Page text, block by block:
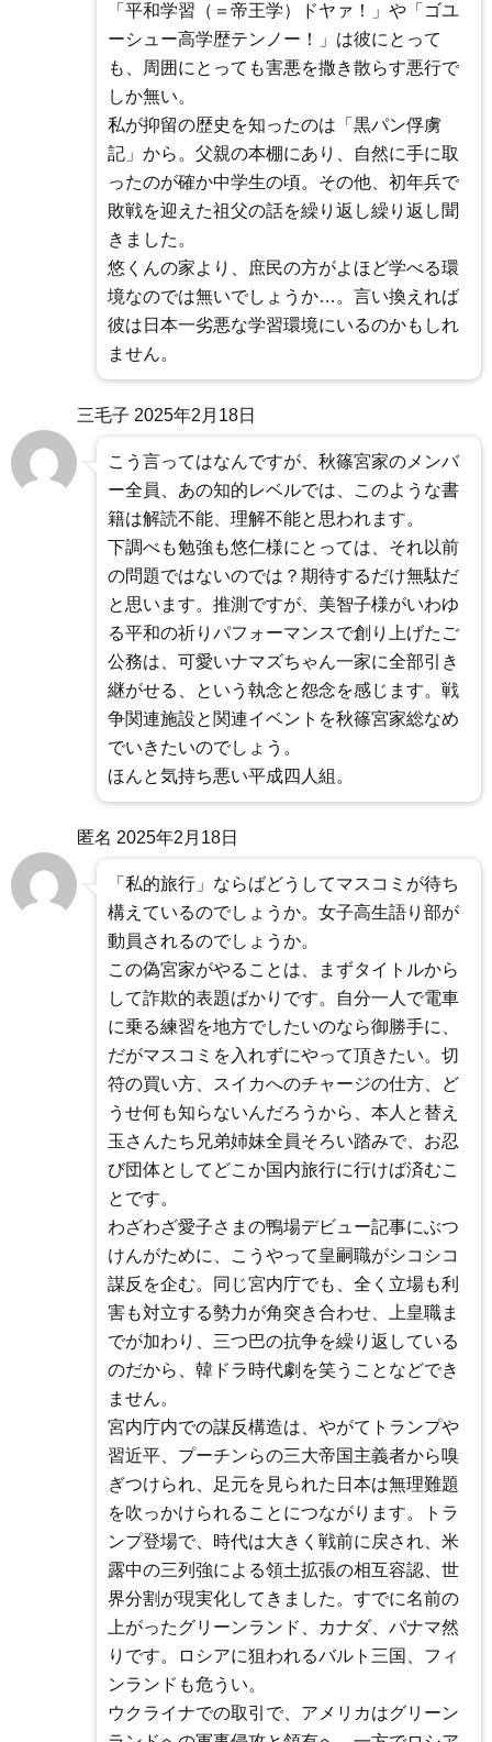
「平和学習（＝帝王学）ドヤァ！」や「ゴユ
ーシュー高学歴テンノー！」は彼にとって
も、周囲にとっても害悪を撒き散らす悪行で
しか無い。
私が抑留の歴史を知ったのは「黒パン俘虜
記」から。父親の本棚にあり、自然に手に取
ったのが確か中学生の頃。その他、初年兵で
敗戦を迎えた祖父の話を繰り返し繰り返し聞
きました。
悠くんの家より、庶民の方がよほど学べる環
境なのでは無いでしょうか…。言い換えれば
彼は日本一劣悪な学習環境にいるのかもしれ
ません。
三毛子 2025年2月18日
こう言ってはなんですが、秋篠宮家のメンバ
ー全員、あの知的レベルでは、このような書
籍は解読不能、理解不能と思われます。
下調べも勉強も悠仁様にとっては、それ以前
の問題ではないのでは？期待するだけ無駄だ
と思います。推測ですが、美智子様がいわゆ
る平和の祈りパフォーマンスで創り上げたご
公務は、可愛いナマズちゃん一家に全部引き
継がせる、という執念と怨念を感じます。戦
争関連施設と関連イベントを秋篠宮家総なめ
でいきたいのでしょう。
ほんと気持ち悪い平成四人組。
匿名 2025年2月18日
「私的旅行」ならばどうしてマスコミが待ち
構えているのでしょうか。女子高生語り部が
動員されるのでしょうか。
この偽宮家がやることは、まずタイトルから
して詐欺的表題ばかりです。自分一人で電車
に乗る練習を地方でしたいのなら御勝手に、
だがマスコミを入れずにやって頂きたい。切
符の買い方、スイカへのチャージの仕方、ど
うせ何も知らないんだろうから、本人と替え
玉さんたち兄弟姉妹全員そろい踏みで、お忍
び団体としてどこか国内旅行に行けば済むこ
とです。
わざわざ愛子さまの鴨場デビュー記事にぶつ
けんがために、こうやって皇嗣職がシコシコ
謀反を企む。同じ宮内庁でも、全く立場も利
害も対立する勢力が角突き合わせ、上皇職ま
でが加わり、三つ巴の抗争を繰り返している
のだから、韓ドラ時代劇を笑うことなどでき
ません。
宮内庁内での謀反構造は、やがてトランプや
習近平、プーチンらの三大帝国主義者から嗅
ぎつけられ、足元を見られた日本は無理難題
を吹っかけられることにつながります。トラ
ンプ登場で、時代は大きく戦前に戻され、米
露中の三列強による領土拡張の相互容認、世
界分割が現実化してきました。すでに名前の
上がったグリーンランド、カナダ、パナマ然
りです。ロシアに狙われるバルト三国、フィ
ンランドも危うい。
ウクライナでの取引で、アメリカはグリーン